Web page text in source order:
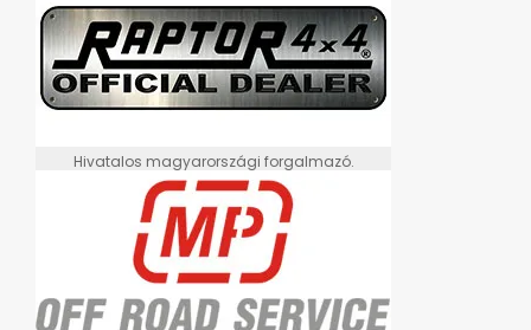
Hivatalos magyarországi forgalmazó.